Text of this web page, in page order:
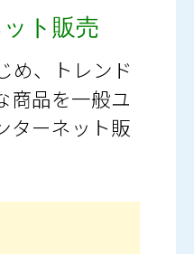
ト販売
め、トレンド
商品を一般ユ
ターネット販